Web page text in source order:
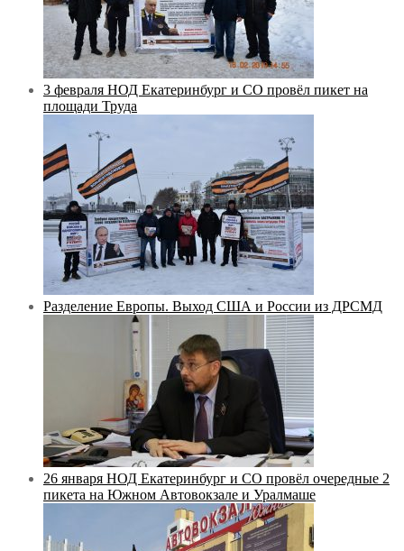
3 февраля НОД Екатеринбург и СО провёл пикет на
площади Труда
Разделение Европы. Выход США и России из ДРСМД
26 января НОД Екатеринбург и СО провёл очередные 2
пикета на Южном Автовокзале и Уралмаше